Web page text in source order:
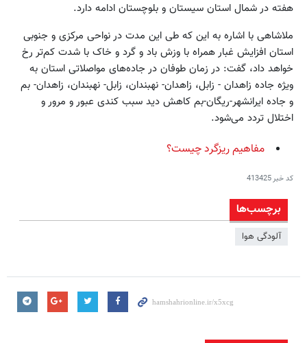
هفته در شمال استان سیستان و بلوچستان ادامه دارد.
ملاشاهی با اشاره به این که طی این مدت در نواحی مرکزی و جنوبی
استان افزایش غبار همراه با وزش باد و گرد و خاک با شدت کم‌تر رخ
خواهد داد، گفت: در زمان طوفان در جاده‌های مواصلاتی استان به
ویژه جاده زاهدان - زابل، زاهدان- نهبندان، زابل- نهبندان، زاهدان- بم
و جاده ایرانشهر-ریگان-بم کاهش دید سبب کندی عبور و مرور و
اختلال تردد می‌شود.
مفاهيم ريزگرد چيست؟
کد خبر413425
برچسب‌ها
آلودگی هوا